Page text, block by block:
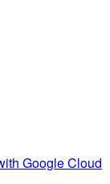
Google Cloud